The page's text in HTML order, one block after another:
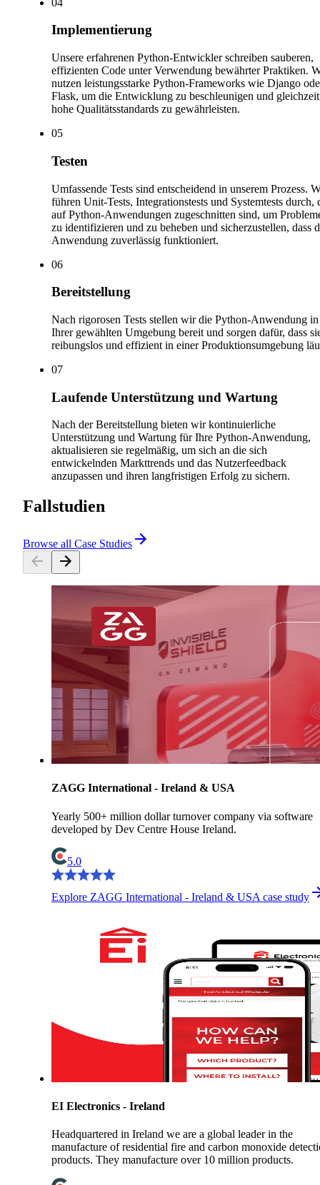
Implementierung
Unsere erfahrenen Python-Entwickler schreiben sauberen,
effizienten Code unter Verwendung bewährter Praktiken.
nutzen leistungsstarke Python-Frameworks wie Django
Flask, um die Entwicklung zu beschleunigen und
hohe Qualitätsstandards zu gewährleisten.
05
Testen
Umfassende Tests sind entscheidend in unserem Prozess.
führen Unit-Tests, Integrationstests und Systemtests durch,
auf Python-Anwendungen zugeschnitten sind, um
zu identifizieren und zu beheben und sicherzustellen, dass
Anwendung zuverlässig funktioniert.
06
Bereitstellung
Nach rigorosen Tests stellen wir die Python-Anwendung in
Ihrer gewählten Umgebung bereit und sorgen dafür, dass
reibungslos und effizient in einer Produktionsumgebung
07
Laufende Unterstützung und Wartung
Nach der Bereitstellung bieten wir kontinuierliche
Unterstützung und Wartung für Ihre Python-Anwendung,
aktualisieren sie regelmäßig, um sich an die sich
entwickelnden Markttrends und das Nutzerfeedback
anzupassen und ihren langfristigen Erfolg zu sichern.
Fallstudien
Browse all Case Studies
ZAGG International - Ireland & USA
Yearly 500+ million dollar turnover company via software
developed by Dev Centre House Ireland.
5.0
Explore ZAGG International - Ireland & USA case study
EI Electronics - Ireland
Headquartered in Ireland we are a global leader in the
manufacture of residential fire and carbon monoxide
products. They manufacture over 10 million products.